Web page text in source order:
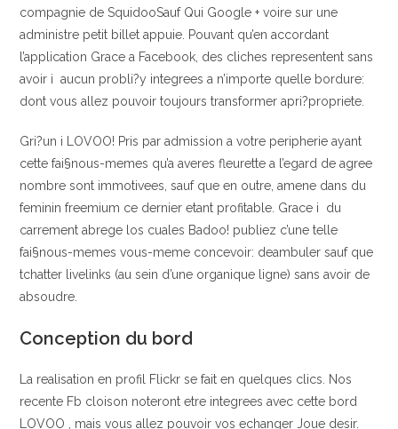
compagnie de SquidooSauf Qui Google + voire sur une
administre petit billet appuie. Pouvant qu’en accordant
l’application Grace a Facebook, des cliches representent sans
avoir i aucun probli?y integrees a n’importe quelle bordure:
dont vous allez pouvoir toujours transformer apri?propriete.
Gri?un i LOVOO! Pris par admission a votre peripherie ayant
cette fai§nous-memes qu’a averes fleurette a l’egard de agree
nombre sont immotivees, sauf que en outre, amene dans du
feminin freemium ce dernier etant profitable. Grace i du
carrement abrege los cuales Badoo! publiez c’une telle
fai§nous-memes vous-meme concevoir: deambuler sauf que
tchatter livelinks (au sein d’une organique ligne) sans avoir de
absoudre.
Conception du bord
La realisation en profil Flickr se fait en quelques clics. Nos
recente Fb cloison noteront etre integrees avec cette bord
LOVOO , mais vous allez pouvoir vos echanger Joue desir.